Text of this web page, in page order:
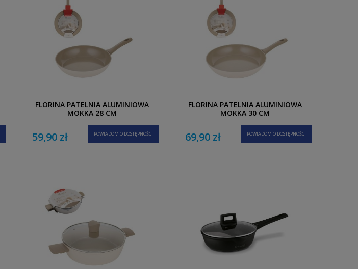
FLORINA PATELNIA ALUMINIOWA
MOKKA 28 CM
59,90 zł POWIADOM O DOSTĘPNOŚCI
FLORINA PATELNIA ALUMINIOWA
MOKKA 30 CM
69,90 zł POWIADOM O DOSTĘPNOŚCI